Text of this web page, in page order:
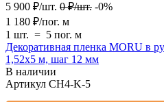
5 900 ₽/шт. 0 ₽/шт. -0%
1 180 ₽/пог. м
1 шт. = 5 пог. м
Декоративная пленка MORU в
1,52х5 м, шаг 12 мм
В наличии
Артикул CH4-K-5